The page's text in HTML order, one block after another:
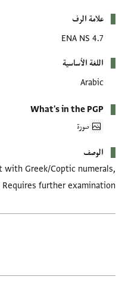
علامة الرف
ENA NS 4.7
اللغة الأساسية
Arabic
What's in the PGP
صورة
الوصف
with Greek/Coptic numerals,
Requires further examination.